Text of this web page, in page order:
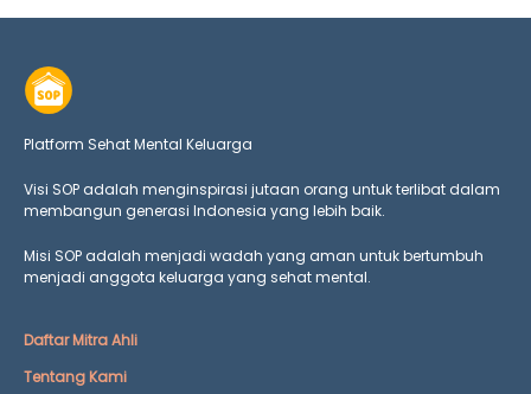
Platform Sehat Mental Keluarga
Visi SOP adalah menginspirasi jutaan orang untuk terlibat dalam
membangun generasi Indonesia yang lebih baik.
Misi SOP adalah menjadi wadah yang aman untuk bertumbuh
menjadi anggota keluarga yang sehat mental.
Daftar Mitra Ahli
Tentang Kami